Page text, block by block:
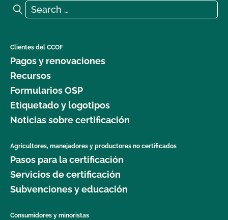
Search for:
Search
Clientes del CCOF
Pagos y renovaciones
Recursos
Formularios OSP
Etiquetado y logotipos
Noticias sobre certificación
Agricultores, manejadores y productores no certificados
Pasos para la certificación
Servicios de certificación
Subvenciones y educación
Consumidores y minoristas